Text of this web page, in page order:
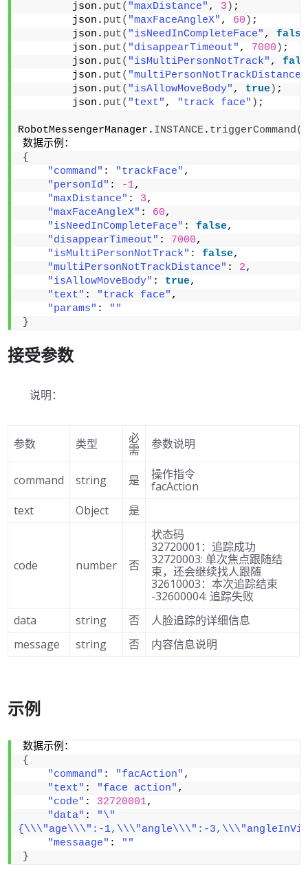
        json.
put( "maxDistance" , 3 ) ;
        json.
put( "maxFaceAngleX" , 60 ) ;
        json.
put( "isNeedInCompleteFace" , false
        json.
put( "disappearTimeout" , 7000 ) ;
        json.
put( "isMultiPersonNotTrack" ,
        json.
put( "multiPersonNotTrackDistance"
        json.
put( "isAllowMoveBody" , true) ;
        json.
put( "text" , "track face" ) ;
RobotMessengerManager. INSTANCE. triggerCommand(
数据示例：
{
"command" : "trackFace" ,
"personId" : -1,
"maxDistance" : 3,
"maxFaceAngleX" : 60,
"isNeedInCompleteFace" : false,
"disappearTimeout" : 7000,
"isMultiPersonNotTrack" : false,
"multiPersonNotTrackDistance" : 2,
"isAllowMoveBody" : true,
"text" : "track face" ,
"params" :
""
}
接受参数
说明：
参数 类型
必
需
参数说明
command string 是
操作指令
facAction
text
Object 是
code number 否
状态码
32720001：追踪成功
32720003: 单次焦点跟随结
束，还会继续找人跟随
32610003：本次追踪结束
-32600004: 追踪失败
data
string 否
人脸追踪的详细信息
message
string 否 内容信息说明
示例
数据示例：
{
"command" : "facAction" ,
"text" : "face action" ,
"code" : 32720001,
"data" :
"\"
{\\\"age\\\":-1,\\\"angle\\\":-
"messaage" :
""
}